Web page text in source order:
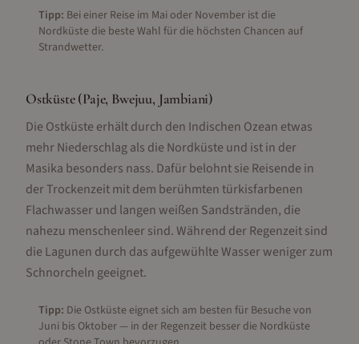
Tipp: Bei einer Reise im Mai oder November ist die
Nordküste die beste Wahl für die höchsten Chancen auf
Strandwetter.
Ostküste (Paje, Bwejuu, Jambiani)
Die Ostküste erhält durch den Indischen Ozean etwas
mehr Niederschlag als die Nordküste und ist in der
Masika besonders nass. Dafür belohnt sie Reisende in
der Trockenzeit mit dem berühmten türkisfarbenen
Flachwasser und langen weißen Sandstränden, die
nahezu menschenleer sind. Während der Regenzeit sind
die Lagunen durch das aufgewühlte Wasser weniger zum
Schnorcheln geeignet.
Tipp: Die Ostküste eignet sich am besten für Besuche von
Juni bis Oktober — in der Regenzeit besser die Nordküste